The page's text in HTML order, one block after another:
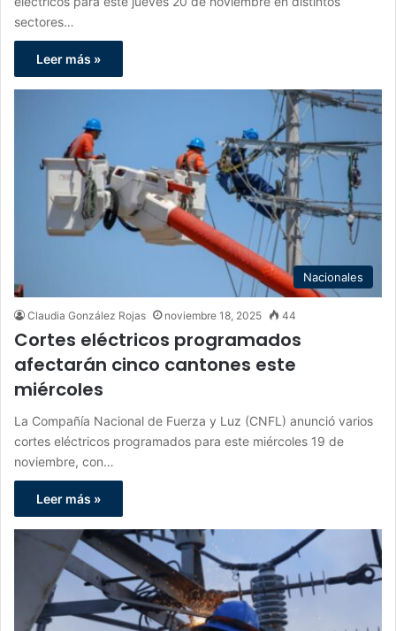
sectores…
Leer más »
Nacionales
Claudia González Rojas noviembre 18, 2025 44
Cortes eléctricos programados
afectarán cinco cantones este
miércoles
La Compañía Nacional de Fuerza y Luz (CNFL) anunció varios
cortes eléctricos programados para este miércoles 19 de
noviembre, con…
Leer más »